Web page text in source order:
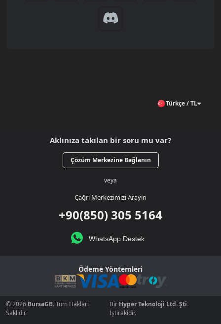
Türkçe / TL
Aklınıza takılan bir soru mu var?
Çözüm Merkezine Bağlanın
veya
Çağrı Merkezimizi Arayın
+90(850) 305 5164
WhatsApp Destek
Ödeme Yöntemleri
© 2026 BursaGB. Tüm Hakları
Saklıdır.
Bir Hyper Teknoloji Ltd. Şti.
İştirakidir.